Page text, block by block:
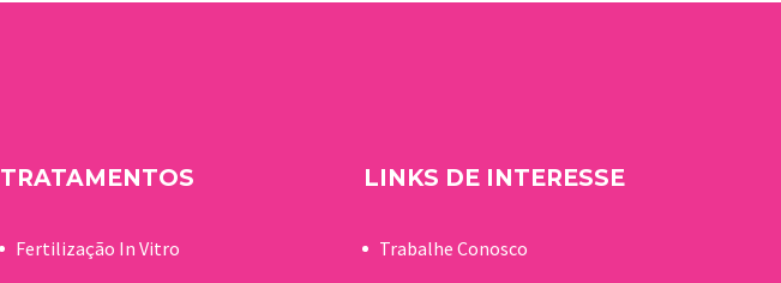
assistida, uma realidade
capacidade de
TRATAMENTOS
Fertilização In Vitro
LINKS DE INTERESSE
Trabalhe Conosco